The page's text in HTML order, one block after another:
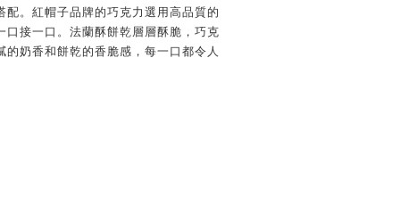
配。紅帽子品牌的巧克力選用高品質的
口接一口。法蘭酥餅乾層層酥脆，巧克
的奶香和餅乾的香脆感，每一口都令人